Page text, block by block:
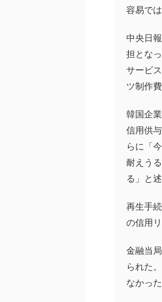
容易で
中央日
担とな
サービ
ツ制作
韓国企
信用供
らに「
耐えう
る」と述
再生手
の信用
金融当
られた
なかっ